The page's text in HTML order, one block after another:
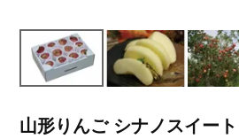
山形りんご シナノスイート